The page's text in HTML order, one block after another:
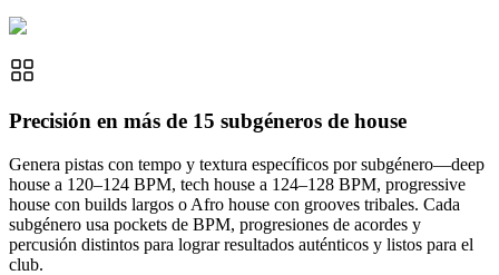
Precisión en más de 15 subgéneros de house
Genera pistas con tempo y textura específicos por subgénero—deep
house a 120–124 BPM, tech house a 124–128 BPM, progressive
house con builds largos o Afro house con grooves tribales. Cada
subgénero usa pockets de BPM, progresiones de acordes y
percusión distintos para lograr resultados auténticos y listos para el
club.